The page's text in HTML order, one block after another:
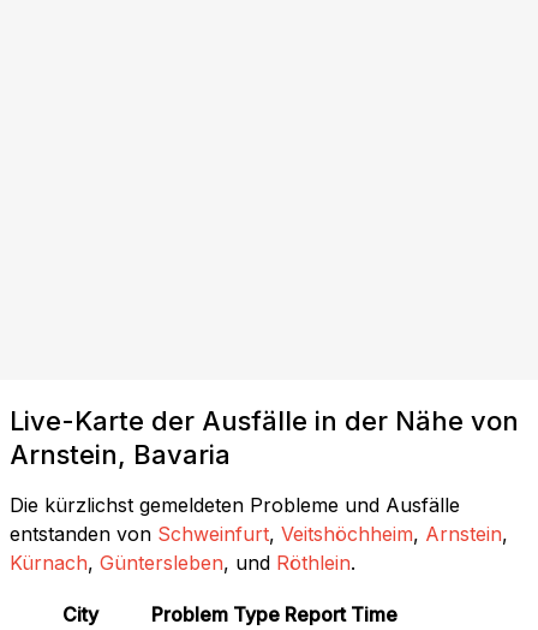
Live-Karte der Ausfälle in der Nähe von
Arnstein, Bavaria
Die kürzlichst gemeldeten Probleme und Ausfälle
entstanden von Schweinfurt, Veitshöchheim, Arnstein,
Kürnach, Güntersleben, und Röthlein.
City Problem Type Report Time